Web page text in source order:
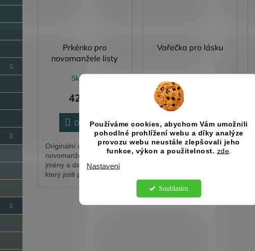
Používáme cookies, abychom Vám umožnili
pohodlné prohlížení webu a díky analýze
provozu webu neustále zlepšovali jeho
funkce, výkon a použitelnost. zde
Nastavení
Souhlasím
Prkénko pro
novomanžele listy
Skladem
425 Kč
Do košíku
Originální dárek pro
novomanžele s jejich
jmény a datem svatby,
který jistě potěší a
Vařečka pro lásku
127 Kč
Do košíku
Vařečka je skvělým
doplňkem k prkénku se
všechny, kdo rádi vaří.
Hodí se jak k Valentýnu,